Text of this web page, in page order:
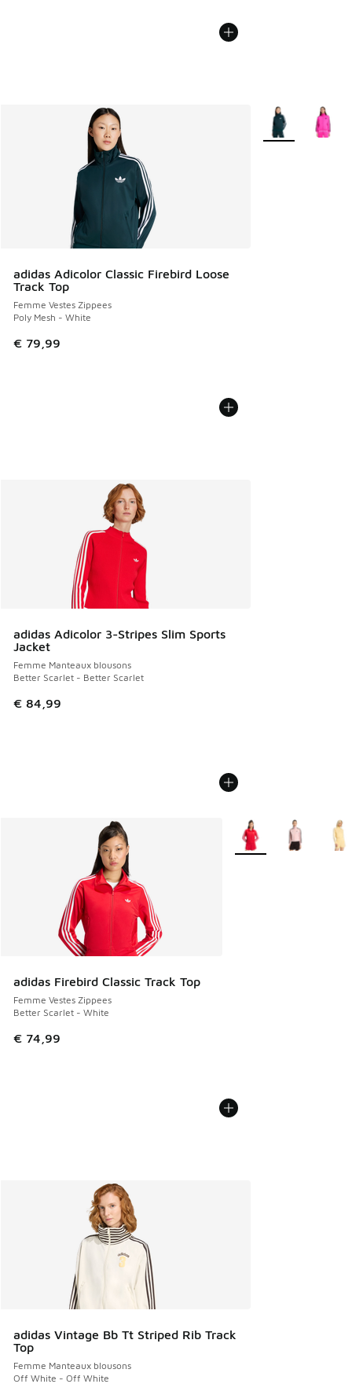
adidas Adicolor Classic Firebird Loose
Track Top
Femme Vestes Zippees
Poly Mesh - White
€ 79,99
Plus de couleurs
adidas Adicolor 3-Stripes Slim Sports
Jacket
Femme Manteaux blousons
Better Scarlet - Better Scarlet
€ 84,99
adidas Firebird Classic Track Top
Femme Vestes Zippees
Better Scarlet - White
€ 74,99
Plus de couleurs
adidas Vintage Bb Tt Striped Rib Track
Top
Femme Manteaux blousons
Off White - Off White